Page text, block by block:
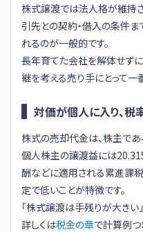
株式譲渡では法人格が維持
引先との契約・借入の条件
れるのが一般的です。
長年育てた会社を解体せず
継を考える売り手にとって一
対価が個人に入り、税
株式の売却代金は、株主で
個人株主の譲渡益には
酬などに適用される累進課
定で低いことが特徴です。
「株式譲渡は手残りが大きい
詳しくは税金の章で計算例つ